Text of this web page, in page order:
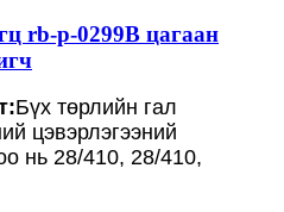
rb-p-0299B цагаан
Бүх төрлийн гал
цэвэрлэгээний
нь 28/410, 28/410,